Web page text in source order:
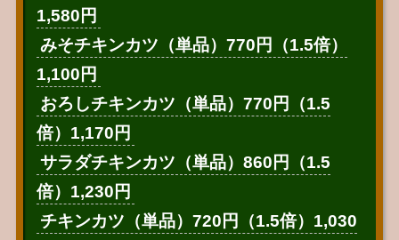
1,580円
みそチキンカツ（単品）770円（1.5倍）
1,100円
おろしチキンカツ（単品）770円（1.5
倍）1,170円
サラダチキンカツ（単品）860円（1.5
倍）1,230円
チキンカツ（単品）720円（1.5倍）1,030